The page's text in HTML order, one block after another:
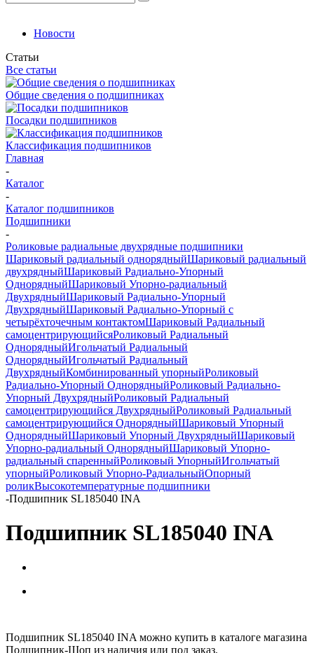
Новости
Статьи
Все статьи
Общие сведения о подшипниках
Посадки подшипников
Классификация подшипников
Главная
-
Каталог
-
Каталог подшипников
Подшипники
-
Роликовые радиальные двухрядные подшипники
Шариковый радиальный однорядныйШариковый радиальный
двухрядныйШариковый Радиально-Упорный
ОднорядныйШариковый Упорно-радиальный
ДвухрядныйШариковый Радиально-Упорный
ДвухрядныйШариковый Радиально-Упорный с
четырёхточечным контактомШариковый Радиальный
самоцентрирующийсяРоликовый Радиальный
ОднорядныйИгольчатый Радиальный
ОднорядныйИгольчатый Радиальный
ДвухрядныйКомбинированный упорныйРоликовый
Радиально-Упорный ОднорядныйРоликовый Радиально-
Упорный ДвухрядныйРоликовый Радиальный
самоцентрирующийся ДвухрядныйРоликовый Радиальный
самоцентрирующийся ОднорядныйШариковый Упорный
ОднорядныйШариковый Упорный ДвухрядныйШариковый
Упорно-радиальный ОднорядныйШариковый Упорно-
радиальный спаренныйРоликовый УпорныйИгольчатый
упорныйРоликовый Упорно-РадиальныйОпорный
роликВысокотемпературные подшипники
-Подшипник SL185040 INA
Подшипник SL185040 INA
Подшипник SL185040 INA можно купить в каталоге магазина
Подшипник-Шоп из наличия или под заказ.